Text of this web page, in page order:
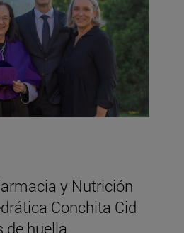
y Nutrición
Conchita Cid
de huella